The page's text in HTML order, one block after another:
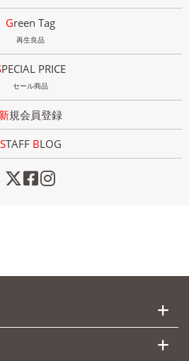
Green Tag
再生良品
SPECIAL PRICE
セール商品
新規会員登録
STAFF BLOG